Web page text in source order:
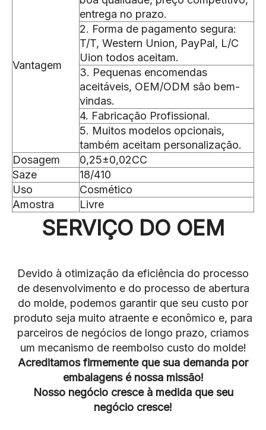
Vantagem
entrega no prazo.
2. Forma de pagamento segura:
T/T, Western Union, PayPal, L/C
Uion todos aceitam.
3. Pequenas encomendas
aceitáveis, OEM/ODM são bem-
vindas.
4. Fabricação Profissional.
5. Muitos modelos opcionais,
também aceitam personalização.
Dosagem
0,25±0,02CC
Saze
18/410
Uso
Cosmético
Amostra
Livre
SERVIÇO DO OEM
Devido à otimização da eficiência do processo
de desenvolvimento e do processo de abertura
do molde, podemos garantir que seu custo por
produto seja muito atraente e econômico e, para
parceiros de negócios de longo prazo, criamos
um mecanismo de reembolso custo do molde!
Acreditamos firmemente que sua demanda por
embalagens é nossa missão!
Nosso negócio cresce à medida que seu
negócio cresce!